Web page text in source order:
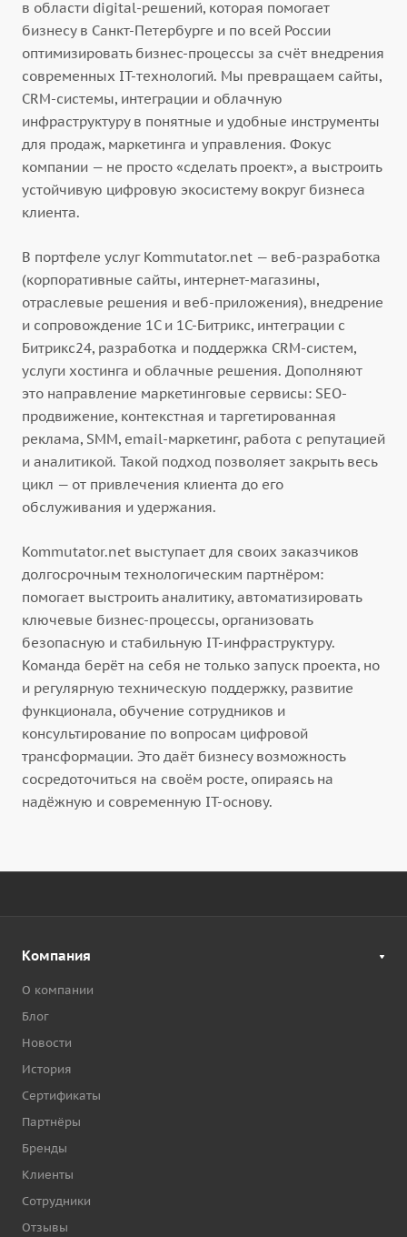
в области digital-решений, которая помогает
бизнесу в Санкт-Петербурге и по всей России
оптимизировать бизнес-процессы за счёт внедрения
современных IT-технологий. Мы превращаем сайты,
CRM-системы, интеграции и облачную
инфраструктуру в понятные и удобные инструменты
для продаж, маркетинга и управления. Фокус
компании — не просто «сделать проект», а выстроить
устойчивую цифровую экосистему вокруг бизнеса
клиента.
В портфеле услуг Kommutator.net — веб-разработка
(корпоративные сайты, интернет-магазины,
отраслевые решения и веб-приложения), внедрение
и сопровождение 1С и 1С-Битрикс, интеграции с
Битрикс24, разработка и поддержка CRM-систем,
услуги хостинга и облачные решения. Дополняют
это направление маркетинговые сервисы: SEO-
продвижение, контекстная и таргетированная
реклама, SMM, email-маркетинг, работа с репутацией
и аналитикой. Такой подход позволяет закрыть весь
цикл — от привлечения клиента до его
обслуживания и удержания.
Kommutator.net выступает для своих заказчиков
долгосрочным технологическим партнёром:
помогает выстроить аналитику, автоматизировать
ключевые бизнес-процессы, организовать
безопасную и стабильную IT-инфраструктуру.
Команда берёт на себя не только запуск проекта, но
и регулярную техническую поддержку, развитие
функционала, обучение сотрудников и
консультирование по вопросам цифровой
трансформации. Это даёт бизнесу возможность
сосредоточиться на своём росте, опираясь на
надёжную и современную IT-основу.
Компания
О компании
Блог
Новости
История
Сертификаты
Партнёры
Бренды
Клиенты
Сотрудники
Отзывы